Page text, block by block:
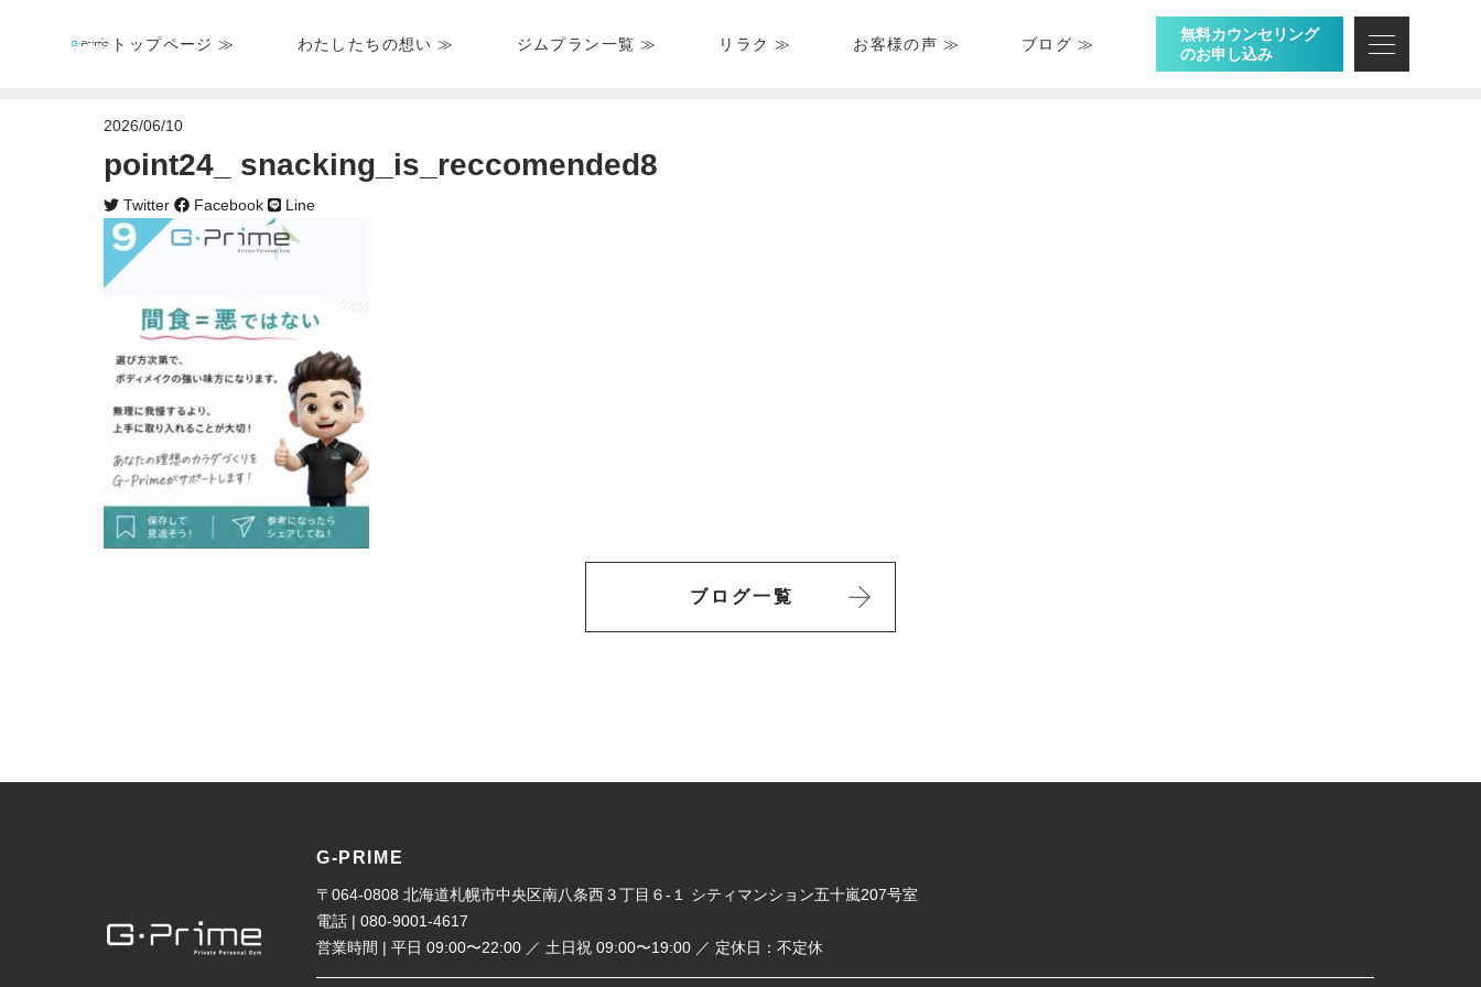
トップページ ≫ わたしたちの想い ≫ ジムプラン一覧 ≫ リラク ≫ お客様の声 ≫ ブログ ≫
無料カウンセリング
のお申し込み
2026/06/10
point24_ snacking_is_reccomended8
Twitter Facebook Line
ブログ一覧
G-PRIME
〒064-0808 北海道札幌市中央区南八条西３丁目６-１ シティマンション五十嵐207号室
電話 | 080-9001-4617
営業時間 | 平日 09:00〜22:00 ／ 土日祝 09:00〜19:00 ／ 定休日：不定休